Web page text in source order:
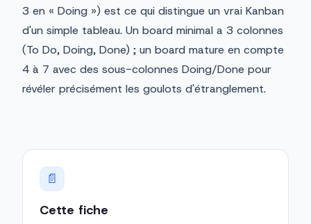
3 en « Doing ») est ce qui distingue un vrai Kanban
d'un simple tableau. Un board minimal a 3 colonnes
(To Do, Doing, Done) ; un board mature en compte
4 à 7 avec des sous-colonnes Doing/Done pour
révéler précisément les goulots d'étranglement.
📄
Cette fiche